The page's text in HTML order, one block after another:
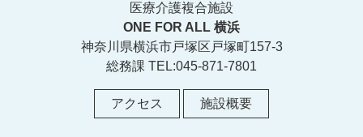
医療介護複合施設
ONE FOR ALL 横浜
神奈川県横浜市戸塚区戸塚町157-3
総務課 TEL:045-871-7801
アクセス 施設概要